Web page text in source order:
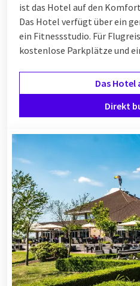
ist das Hotel auf den
Das Hotel verfügt über ein
ein Fitnessstudio. Für
kostenlose Parkplätze und
Das Hotel
Direkt